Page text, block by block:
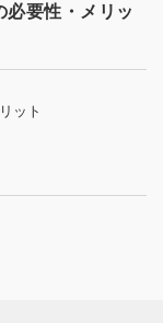
必要性・メリッ
ット